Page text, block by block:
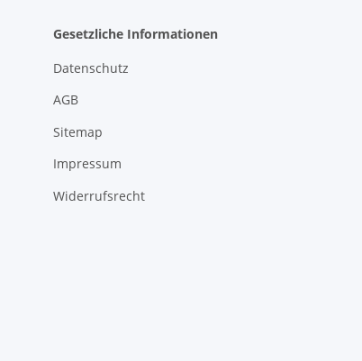
Gesetzliche Informationen
Datenschutz
AGB
Sitemap
Impressum
Widerrufsrecht